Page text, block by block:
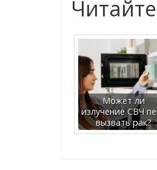
Может ли
излучение СВЧ
вызвать рак?